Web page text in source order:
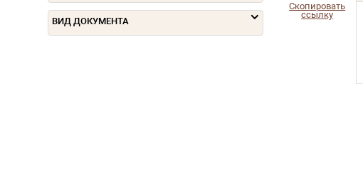
ВИД ДОКУМЕНТА
Скопировать
ссылку